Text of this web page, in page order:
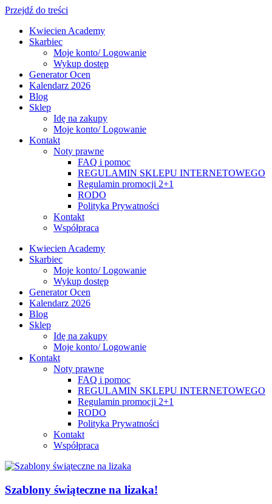
Przejdź do treści
Kwiecien Academy
Skarbiec
Moje konto/ Logowanie
Wykup dostęp
Generator Ocen
Kalendarz 2026
Blog
Sklep
Idę na zakupy
Moje konto/ Logowanie
Kontakt
Noty prawne
FAQ i pomoc
REGULAMIN SKLEPU INTERNETOWEGO
Regulamin promocji 2+1
RODO
Polityka Prywatności
Kontakt
Współpraca
Kwiecien Academy
Skarbiec
Moje konto/ Logowanie
Wykup dostęp
Generator Ocen
Kalendarz 2026
Blog
Sklep
Idę na zakupy
Moje konto/ Logowanie
Kontakt
Noty prawne
FAQ i pomoc
REGULAMIN SKLEPU INTERNETOWEGO
Regulamin promocji 2+1
RODO
Polityka Prywatności
Kontakt
Współpraca
Szablony świąteczne na lizaka!